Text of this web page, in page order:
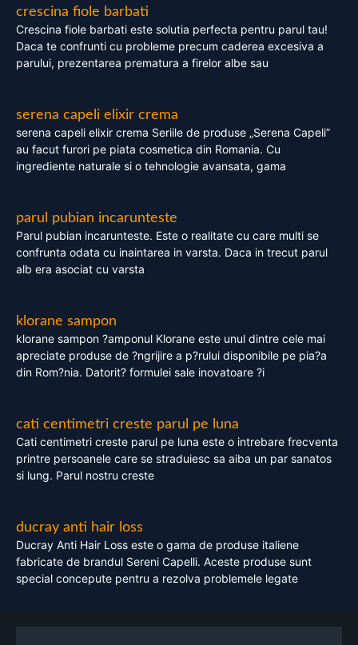
crescina fiole barbati
Crescina fiole barbati este solutia perfecta pentru parul tau!
Daca te confrunti cu probleme precum caderea excesiva a
parului, prezentarea prematura a firelor albe sau
serena capeli elixir crema
serena capeli elixir crema Seriile de produse „Serena Capeli”
au facut furori pe piata cosmetica din Romania. Cu
ingrediente naturale si o tehnologie avansata, gama
parul pubian incarunteste
Parul pubian incarunteste. Este o realitate cu care multi se
confrunta odata cu inaintarea in varsta. Daca in trecut parul
alb era asociat cu varsta
klorane sampon
klorane sampon ?amponul Klorane este unul dintre cele mai
apreciate produse de ?ngrijire a p?rului disponibile pe pia?a
din Rom?nia. Datorit? formulei sale inovatoare ?i
cati centimetri creste parul pe luna
Cati centimetri creste parul pe luna este o intrebare frecventa
printre persoanele care se straduiesc sa aiba un par sanatos
si lung. Parul nostru creste
ducray anti hair loss
Ducray Anti Hair Loss este o gama de produse italiene
fabricate de brandul Sereni Capelli. Aceste produse sunt
special concepute pentru a rezolva problemele legate